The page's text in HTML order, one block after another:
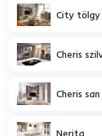
City
Cheris
Cheris
Nerita